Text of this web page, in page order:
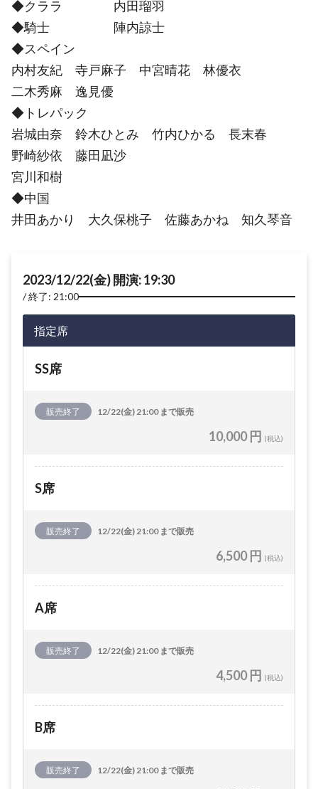
◆クララ 内田瑠羽
◆騎士 陣内諒士
◆スペイン
内村友紀 寺戸麻子 中宮晴花 林優衣
二木秀麻 逸見優
◆トレパック
岩城由奈 鈴木ひとみ 竹内ひかる 長末春
野崎紗依 藤田凪沙
宮川和樹
◆中国
井田あかり 大久保桃子 佐藤あかね 知久琴音
2023/12/22(金) 開演: 19:30
終了: 21:00
指定席
SS席
販売終了 12/22(金) 21:00 まで販売
10,000 円 (税込)
S席
販売終了 12/22(金) 21:00 まで販売
6,500 円 (税込)
A席
販売終了 12/22(金) 21:00 まで販売
4,500 円 (税込)
B席
販売終了 12/22(金) 21:00 まで販売